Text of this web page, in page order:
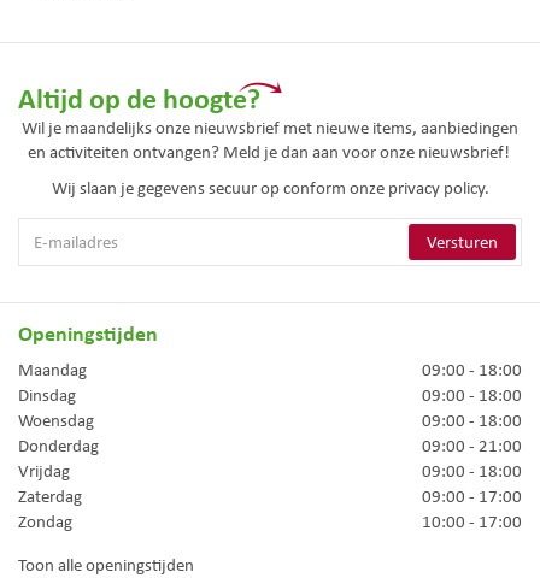
Altijd op de hoogte?
Wil je maandelijks onze nieuwsbrief met nieuwe items, aanbiedingen
en activiteiten ontvangen? Meld je dan aan voor onze nieuwsbrief!
Wij slaan je gegevens secuur op conform onze privacy policy.
Openingstijden
Maandag
09:00 - 18:00
Dinsdag
09:00 - 18:00
Woensdag
09:00 - 18:00
Donderdag
09:00 - 21:00
Vrijdag
09:00 - 18:00
Zaterdag
09:00 - 17:00
Zondag
10:00 - 17:00
Toon alle openingstijden